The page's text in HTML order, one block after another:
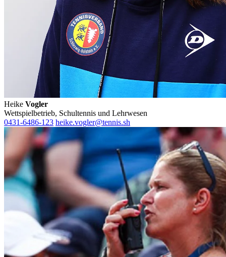
Heike Vogler
Wettspielbetrieb, Schultennis und Lehrwesen
0431-6486-123 heike.vogler@tennis.sh